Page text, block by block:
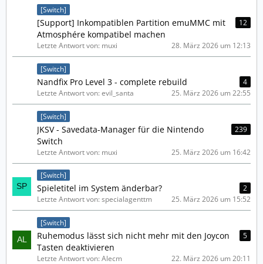
[Switch]
[Support] Inkompatiblen Partition emuMMC mit
Atmosphére kompatibel machen
12
Letzte Antwort von: muxi 28. März 2026 um 12:13
[Switch]
Nandfix Pro Level 3 - complete rebuild
4
Letzte Antwort von: evil_santa
25. März 2026 um 22:55
[Switch]
JKSV - Savedata-Manager für die Nintendo
Switch
239
Letzte Antwort von: muxi 25. März 2026 um 16:42
[Switch]
Spieletitel im System änderbar?
2
Letzte Antwort von: specialagenttm
25. März 2026 um 15:52
[Switch]
Ruhemodus lässt sich nicht mehr mit den Joycon
Tasten deaktivieren
5
Letzte Antwort von: Alecm 22. März 2026 um 20:11